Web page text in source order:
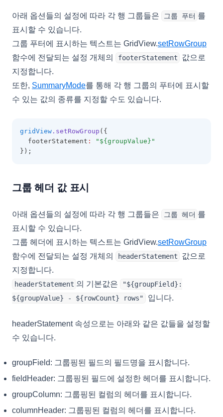
아래 옵션들의 설정에 따라 각 행 그룹들은 그룹 푸터 를
표시할 수 있습니다.
그룹 푸터에 표시하는 텍스트는 GridView.setRowGroup
함수에 전달되는 설정 개체의
footerStatement
값으로
지정합니다.
또한, SummaryMode를 통해 각 행 그룹의 푸터에 표시할
수 있는 값의 종류를 지정할 수도 있습니다.
gridView .setRowGroup ({
  footerStatement
:
"${groupValue}"
});
그룹 헤더 값 표시
아래 옵션들의 설정에 따라 각 행 그룹들은 그룹 헤더 를
표시할 수 있습니다.
그룹 헤더에 표시하는 텍스트는 GridView.setRowGroup
함수에 전달되는 설정 개체의
headerStatement
값으로
지정합니다.
headerStatement 의 기본값은
"${groupField}:
${groupValue} - ${rowCount} rows"
입니다.
headerStatement 속성으로는 아래와 같은 값들을 설정할
수 있습니다.
groupField: 그룹핑된 필드의 필드명을 표시합니다.
fieldHeader: 그룹핑된 필드에 설정한 헤더를 표시합니다.
groupColumn: 그룹핑된 컬럼의 헤더를 표시합니다.
columnHeader: 그룹핑된 컬럼의 헤더를 표시합니다.